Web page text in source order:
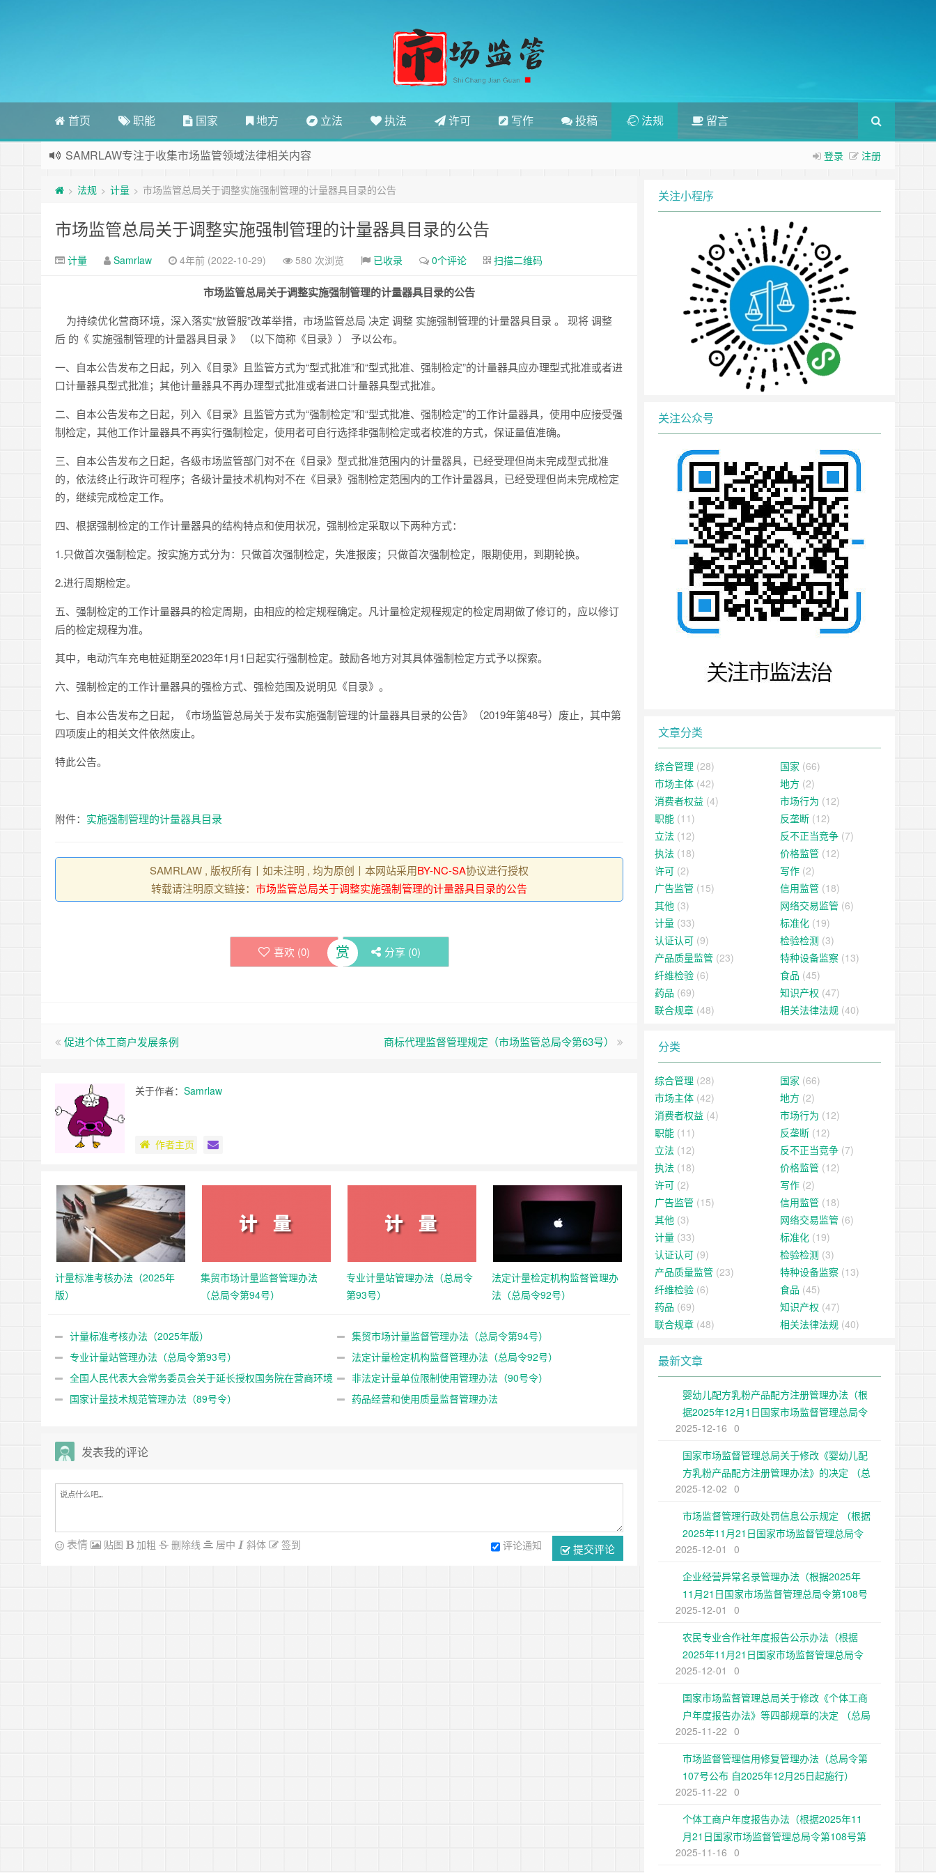
首页 职能 国家 地方 立法 执法 许可 写作 投稿 法规 留言
登录 注册
SAMRLAW专注于收集市场监管领域法律相关内容
> 法规 > 计量 > 市场监管总局关于调整实施强制管理的计量器具目录的公告
市场监管总局关于调整实施强制管理的计量器具目录的公告
计量 Samrlaw 4年前 (2022-10-29) 580 次浏览 已收录 0个评论 扫描二维码
市场监管总局关于调整实施强制管理的计量器具目录的公告
为持续优化营商环境，深入落实“放管服”改革举措，市场监管总局 决定 调整 实施强制管理的计量器具目录 。 现将 调整
后 的《 实施强制管理的计量器具目录 》 （以下简称《目录》） 予以公布。
一、自本公告发布之日起，列入《目录》且监管方式为“型式批准”和“型式批准、强制检定”的计量器具应办理型式批准或者进
口计量器具型式批准；其他计量器具不再办理型式批准或者进口计量器具型式批准。
二、自本公告发布之日起，列入《目录》且监管方式为“强制检定”和“型式批准、强制检定”的工作计量器具，使用中应接受强
制检定，其他工作计量器具不再实行强制检定，使用者可自行选择非强制检定或者校准的方式，保证量值准确。
三、自本公告发布之日起，各级市场监管部门对不在《目录》型式批准范围内的计量器具，已经受理但尚未完成型式批准
的，依法终止行政许可程序；各级计量技术机构对不在《目录》强制检定范围内的工作计量器具，已经受理但尚未完成检定
的，继续完成检定工作。
四、根据强制检定的工作计量器具的结构特点和使用状况，强制检定采取以下两种方式：
1.只做首次强制检定。按实施方式分为：只做首次强制检定，失准报废；只做首次强制检定，限期使用，到期轮换。
2.进行周期检定。
五、强制检定的工作计量器具的检定周期，由相应的检定规程确定。凡计量检定规程规定的检定周期做了修订的，应以修订
后的检定规程为准。
其中，电动汽车充电桩延期至2023年1月1日起实行强制检定。鼓励各地方对其具体强制检定方式予以探索。
六、强制检定的工作计量器具的强检方式、强检范围及说明见《目录》。
七、自本公告发布之日起，《市场监管总局关于发布实施强制管理的计量器具目录的公告》（2019年第48号）废止，其中第
四项废止的相关文件依然废止。
特此公告。
附件： 实施强制管理的计量器具目录
SAMRLAW , 版权所有丨如未注明 , 均为原创丨本网站采用BY-NC-SA协议进行授权
转载请注明原文链接： 市场监管总局关于调整实施强制管理的计量器具目录的公告
喜欢 (0) 赏 分享 (0)
促进个体工商户发展条例 商标代理监督管理规定（市场监管总局令第63号）
关于作者： Samrlaw
作者主页
计量标准考核办法（2025年
版）
集贸市场计量监督管理办法
（总局令第94号）
专业计量站管理办法（总局令
第93号）
法定计量检定机构监督管理办
法（总局令92号）
计量标准考核办法（2025年版）
集贸市场计量监督管理办法（总局令第94号）
专业计量站管理办法（总局令第93号）
法定计量检定机构监督管理办法（总局令92号）
全国人民代表大会常务委员会关于延长授权国务院在营商环境
创新试点城市暂时调整适用《中华人民共和国计量法》有关规定
非法定计量单位限制使用管理办法（90号令）
国家计量技术规范管理办法（89号令）
药品经营和使用质量监督管理办法
发表我的评论
提交评论
评论通知
表情 贴图 加粗 删除线 居中 斜体 签到
关注小程序
关注公众号
文章分类
综合管理 (28) 国家 (66)
市场主体 (42) 地方 (2)
消费者权益 (4) 市场行为 (12)
职能 (11) 反垄断 (12)
立法 (12) 反不正当竞争 (7)
执法 (18) 价格监管 (12)
许可 (2) 写作 (2)
广告监管 (15) 信用监管 (18)
其他 (3) 网络交易监管 (6)
计量 (33) 标准化 (19)
认证认可 (9) 检验检测 (3)
产品质量监管 (23) 特种设备监察 (13)
纤维检验 (6) 食品 (45)
药品 (69) 知识产权 (47)
联合规章 (48) 相关法律法规 (40)
分类
综合管理 (28) 国家 (66)
市场主体 (42) 地方 (2)
消费者权益 (4) 市场行为 (12)
职能 (11) 反垄断 (12)
立法 (12) 反不正当竞争 (7)
执法 (18) 价格监管 (12)
许可 (2) 写作 (2)
广告监管 (15) 信用监管 (18)
其他 (3) 网络交易监管 (6)
计量 (33) 标准化 (19)
认证认可 (9) 检验检测 (3)
产品质量监管 (23) 特种设备监察 (13)
纤维检验 (6) 食品 (45)
药品 (69) 知识产权 (47)
联合规章 (48) 相关法律法规 (40)
最新文章
婴幼儿配方乳粉产品配方注册管理办法（根
据2025年12月1日国家市场监督管理总局令
第109号修正）
2025-12-16 0
国家市场监督管理总局关于修改《婴幼儿配
方乳粉产品配方注册管理办法》的决定 （总
局令第109号公布 自公布之日起施行）
2025-12-02 0
市场监督管理行政处罚信息公示规定 （根据
2025年11月21日国家市场监督管理总局令
第108号第二次修正）
2025-12-01
0
企业经营异常名录管理办法（根据2025年
11月21日国家市场监督管理总局令第108号
第二次修正）
2025-12-01
0
农民专业合作社年度报告公示办法（根据
2025年11月21日国家市场监督管理总局令
第108号第二次修正）
2025-12-01
0
国家市场监督管理总局关于修改《个体工商
户年度报告办法》等四部规章的决定 （总局
令第108号公布 自2025年12月25日起施
2025-11-22 0
市场监督管理信用修复管理办法（总局令第
107号公布 自2025年12月25日起施行）
2025-11-22 0
个体工商户年度报告办法（根据2025年11
月21日国家市场监督管理总局令第108号第
二次修正）
2025-11-16 0